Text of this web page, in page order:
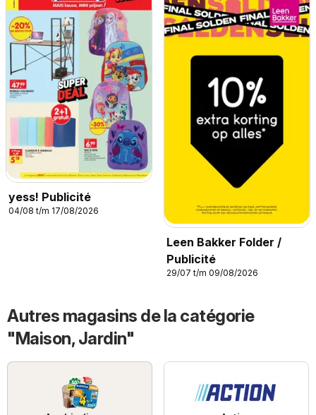
yess! Publicité
04/08 t/m 17/08/2026
Leen Bakker Folder /
Publicité
29/07 t/m 09/08/2026
Autres magasins de la catégorie
"Maison, Jardin"